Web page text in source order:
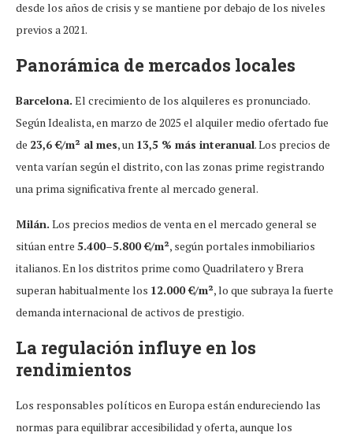
desde los años de crisis y se mantiene por debajo de los niveles
previos a 2021.
Panorámica de mercados locales
Barcelona. El crecimiento de los alquileres es pronunciado.
Según Idealista, en marzo de 2025 el alquiler medio ofertado fue
de 23,6 €/m² al mes, un 13,5 % más interanual. Los precios de
venta varían según el distrito, con las zonas prime registrando
una prima significativa frente al mercado general.
Milán. Los precios medios de venta en el mercado general se
sitúan entre 5.400–5.800 €/m², según portales inmobiliarios
italianos. En los distritos prime como Quadrilatero y Brera
superan habitualmente los 12.000 €/m², lo que subraya la fuerte
demanda internacional de activos de prestigio.
La regulación influye en los
rendimientos
Los responsables políticos en Europa están endureciendo las
normas para equilibrar accesibilidad y oferta, aunque los